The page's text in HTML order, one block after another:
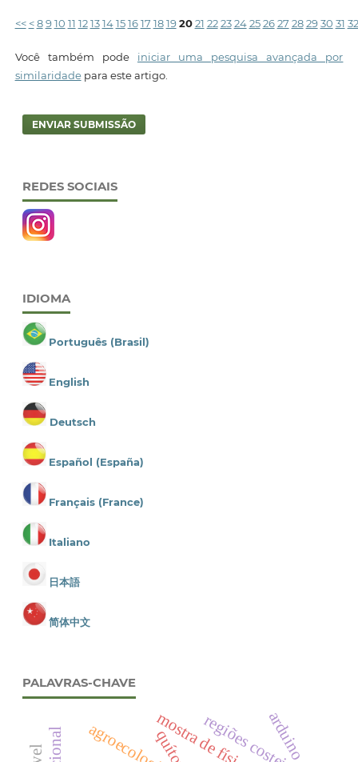
<< < 8 9 10 11 12 13 14 15 16 17 18 19 20 21 22 23 24 25 26 27 28 29 30 31 32
Você também pode iniciar uma pesquisa avançada por
similaridadepara este artigo.
ENVIAR SUBMISSÃO
REDES SOCIAIS
IDIOMA
Português (Brasil)
English
Deutsch
Español (España)
Français (France)
Italiano
日本語
简体中文
PALAVRAS-CHAVE
mostra de física.
regiões costeiras
agroecologia arduino